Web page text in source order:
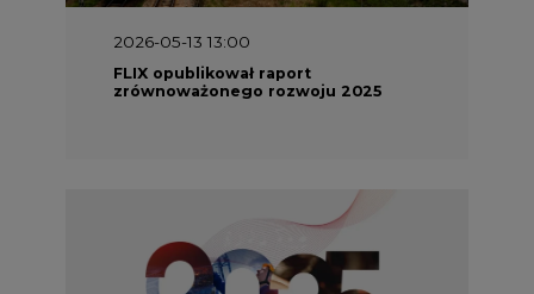
2026-05-13 13:00
FLIX opublikował raport
zrównoważonego rozwoju 2025